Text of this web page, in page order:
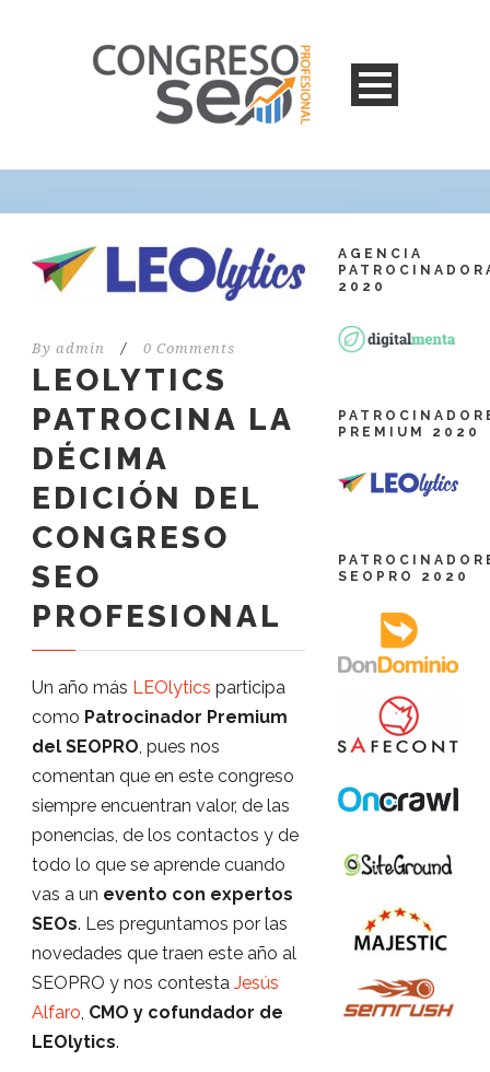
By admin / 0 Comments
LEOLYTICS
PATROCINA LA
DÉCIMA
EDICIÓN DEL
CONGRESO
SEO
PROFESIONAL
Un año más LEOlytics participa
como Patrocinador Premium
del SEOPRO, pues nos
comentan que en este congreso
siempre encuentran valor, de las
ponencias, de los contactos y de
todo lo que se aprende cuando
vas a un evento con expertos
SEOs. Les preguntamos por las
novedades que traen este año al
SEOPRO y nos contesta Jesús
Alfaro, CMO y cofundador de
LEOlytics.
AGENCIA
2020
PREMIUM 2020
SEOPRO 2020